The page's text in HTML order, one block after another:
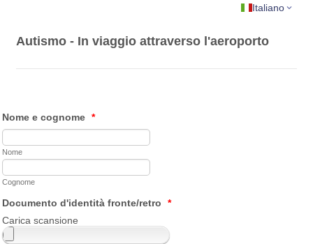
Italiano
Autismo - In viaggio attraverso l'aeroporto
Nome e cognome *
Nome
Cognome
Documento d'identità fronte/retro
*
Carica scansione